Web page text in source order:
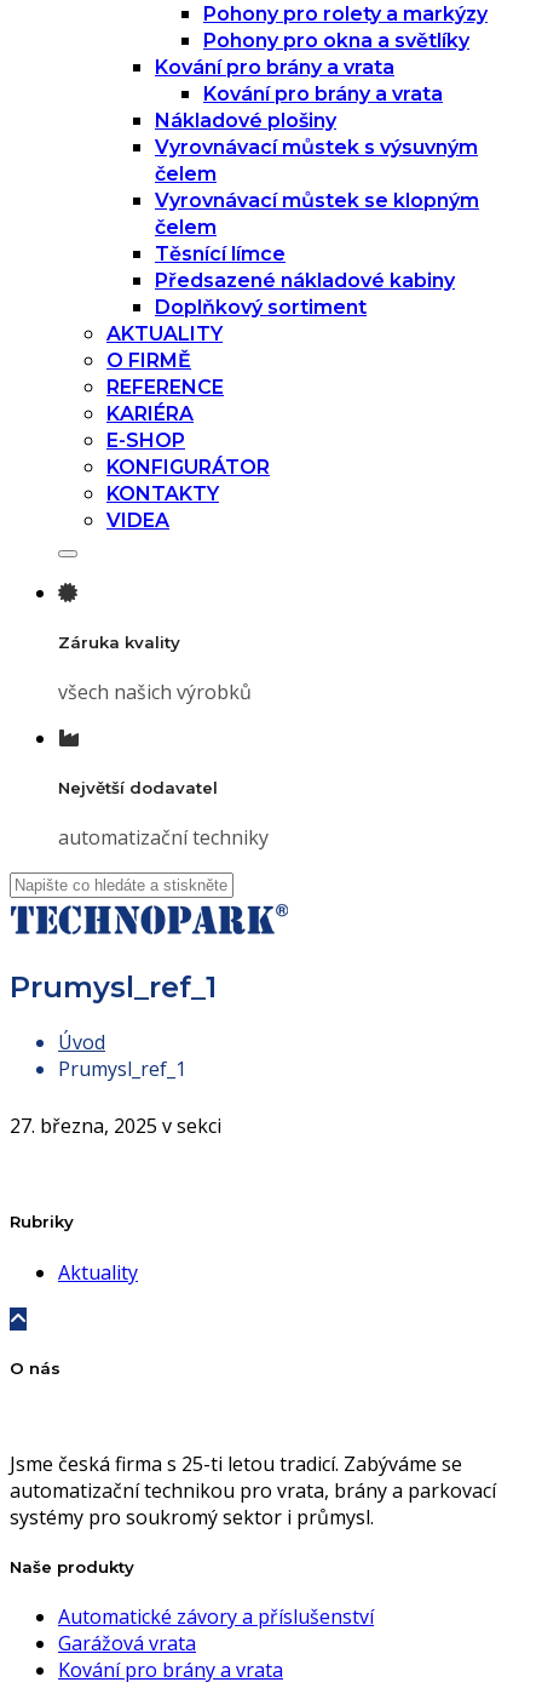
Pohony pro rolety a markýzy
Pohony pro okna a světlíky
Kování pro brány a vrata
Kování pro brány a vrata
Nákladové plošiny
Vyrovnávací můstek s výsuvným
čelem
Vyrovnávací můstek se klopným
čelem
Těsnící límce
Předsazené nákladové kabiny
Doplňkový sortiment
AKTUALITY
O FIRMĚ
REFERENCE
KARIÉRA
E-SHOP
KONFIGURÁTOR
KONTAKTY
VIDEA
Záruka kvality
všech našich výrobků
Největší dodavatel
automatizační techniky
Prumysl_ref_1
Úvod
Prumysl_ref_1
27. března, 2025 v sekci
Rubriky
Aktuality
O nás
Jsme česká firma s 25-ti letou tradicí. Zabýváme se
automatizační technikou pro vrata, brány a parkovací
systémy pro soukromý sektor i průmysl.
Naše produkty
Automatické závory a příslušenství
Garážová vrata
Kování pro brány a vrata